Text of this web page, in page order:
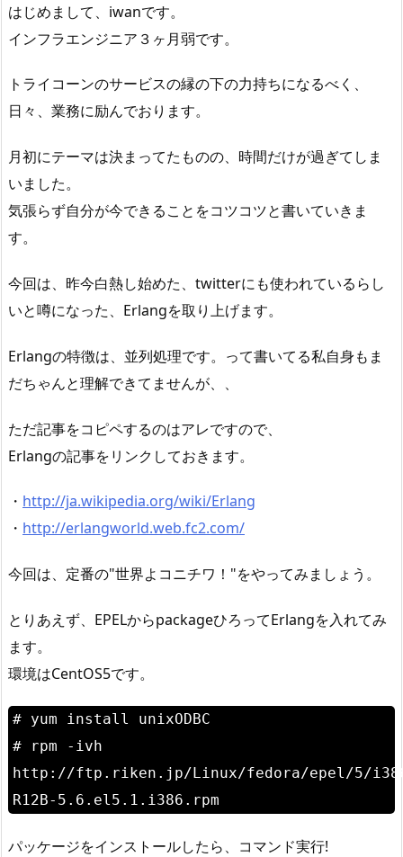
はじめまして、iwanです。
インフラエンジニア３ヶ月弱です。
トライコーンのサービスの縁の下の力持ちになるべく、
日々、業務に励んでおります。
月初にテーマは決まってたものの、時間だけが過ぎてしま
いました。
気張らず自分が今できることをコツコツと書いていきま
す。
今回は、昨今白熱し始めた、twitterにも使われているらし
いと噂になった、Erlangを取り上げます。
Erlangの特徴は、並列処理です。って書いてる私自身もま
だちゃんと理解できてませんが、、
ただ記事をコピペするのはアレですので、
Erlangの記事をリンクしておきます。
・ http://ja.wikipedia.org/wiki/Erlang
・ http://erlangworld.web.fc2.com/
今回は、定番の"世界よコニチワ！"をやってみましょう。
とりあえず、EPELからpackageひろってErlangを入れてみ
ます。
環境はCentOS5です。
# yum install unixODBC
# rpm -ivh
http://ftp.riken.jp/Linux/fedora/epel/5/
R12B-5.6.el5.1.i386.rpm
パッケージをインストールしたら、コマンド実行!